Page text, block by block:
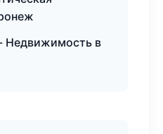
Недвижимость в